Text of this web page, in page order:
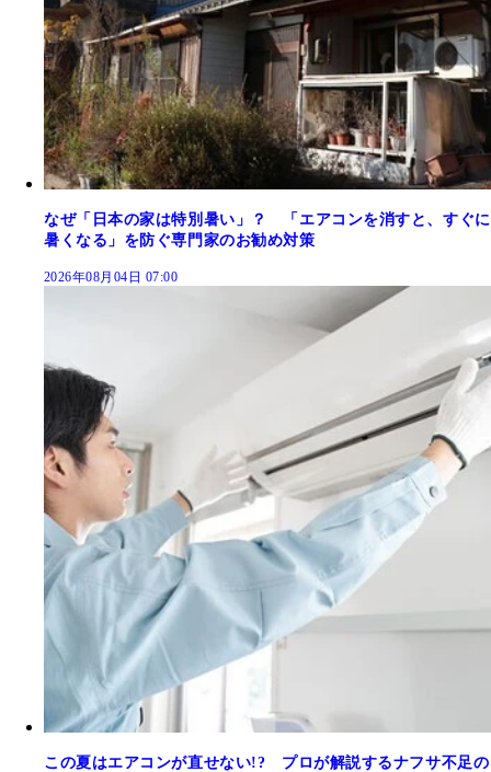
なぜ「日本の家は特別暑い」？ 「エアコンを消すと、すぐに
暑くなる」を防ぐ専門家のお勧め対策
2026年08月04日 07:00
この夏はエアコンが直せない!? プロが解説するナフサ不足の